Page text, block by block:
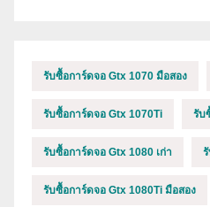
รับซื้อการ์ดจอ Gtx 1070 มือสอง
รับซื้อการ์ดจอ Gtx 1070Ti รับ
รับซื้อการ์ดจอ Gtx 1080 เก่า
รับซื้อการ์ดจอ Gtx 1080Ti มือสอง